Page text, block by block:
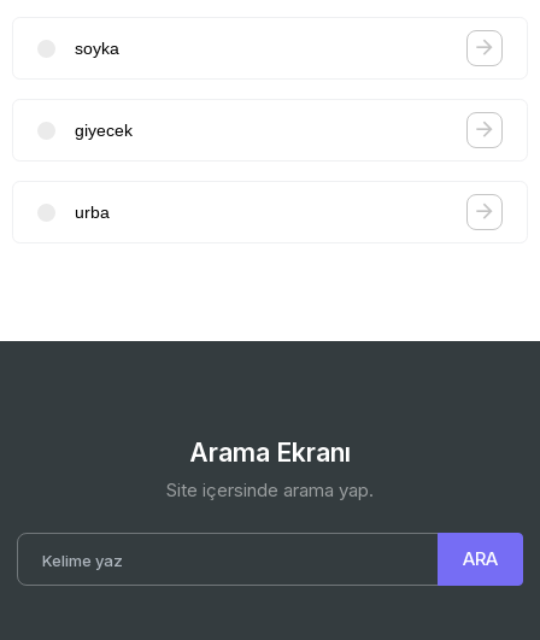
soyka
giyecek
urba
Arama Ekranı
Site içersinde arama yap.